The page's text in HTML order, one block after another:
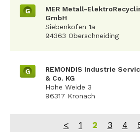
G
MER Metall-
GmbH
Siebenkofen 1a
94363 Oberschneiding
G
REMONDIS Industrie
& Co. KG
Hohe Weide 3
96317 Kronach
< 1 2 3 4